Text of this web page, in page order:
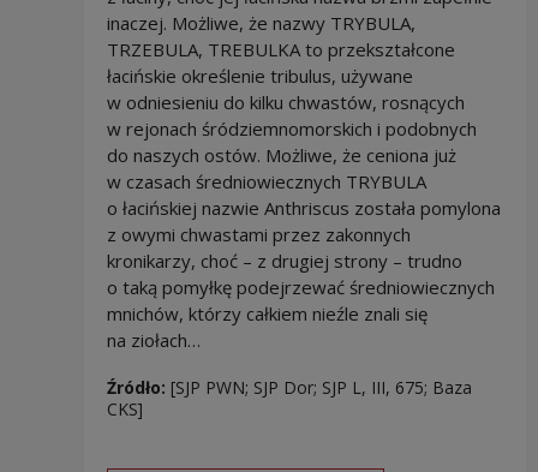
inaczej. Możliwe, że nazwy TRYBULA,
TRZEBULA, TREBULKA to przekształcone
łacińskie określenie tribulus, używane
w odniesieniu do kilku chwastów, rosnących
w rejonach śródziemnomorskich i podobnych
do naszych ostów. Możliwe, że ceniona już
w czasach średniowiecznych TRYBULA
o łacińskiej nazwie Anthriscus została pomylona
z owymi chwastami przez zakonnych
kronikarzy, choć – z drugiej strony – trudno
o taką pomyłkę podejrzewać średniowiecznych
mnichów, którzy całkiem nieźle znali się
na ziołach…
Źródło: [SJP PWN; SJP Dor; SJP L, III, 675; Baza
CKS]